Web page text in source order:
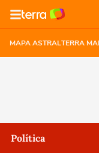
MAPA ASTRALTERRA
Política